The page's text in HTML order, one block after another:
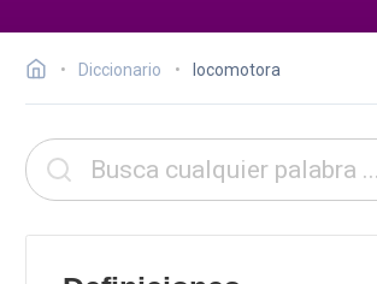
Diccionario locomotora